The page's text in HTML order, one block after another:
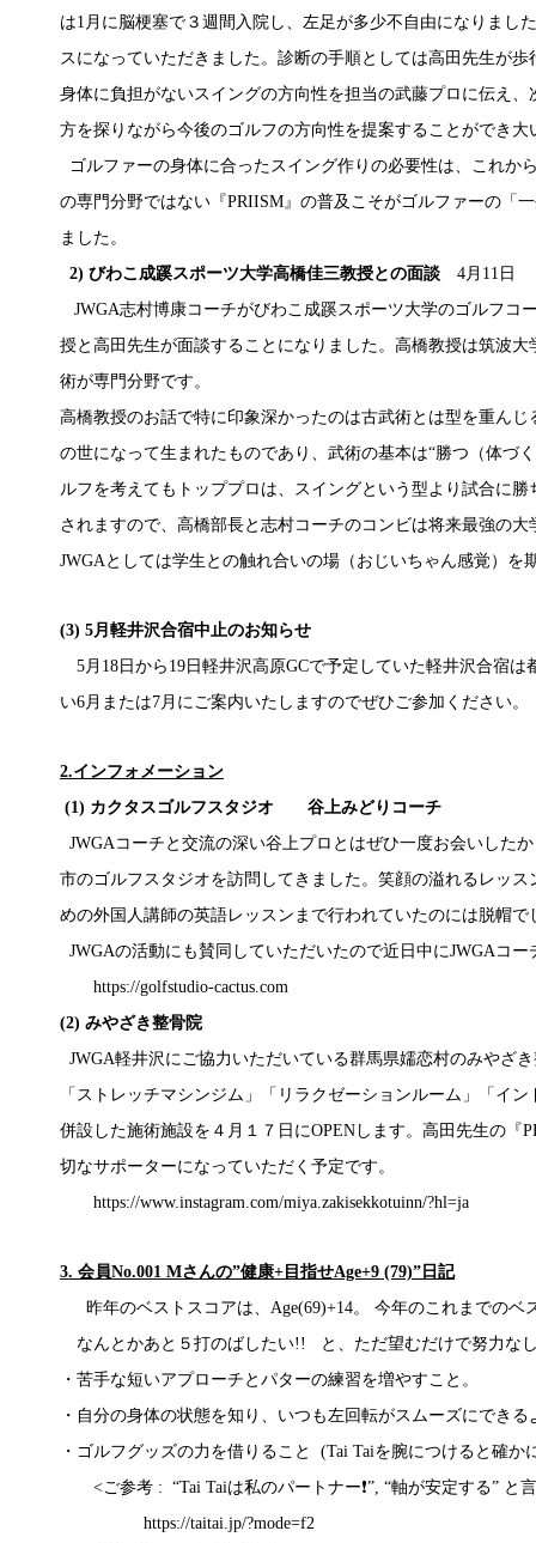
は1月に脳梗塞で３週間入院し、左足が多少不自由になりまし
スになっていただきました。診断の手順としては高田先生が
身体に負担がないスイングの方向性を担当の武藤プロに伝え
方を探りながら今後のゴルフの方向性を提案することができ大
ゴルファーの身体に合ったスイング作りの必要性は、これか
の専門分野ではない『PRIISM』の普及こそがゴルファーの「
ました。
2) びわこ成蹊スポーツ大学高橋佳三教授との面談 4月11日
JWGA志村博康コーチがびわこ成蹊スポーツ大学のゴルフコ
授と高田先生が面談することになりました。高橋教授は筑波
術が専門分野です。
高橋教授のお話で特に印象深かったのは古武術とは型を重ん
の世になって生まれたものであり、武術の基本は“勝つ（体づ
ルフを考えてもトッププロは、スイングという型より試合に
されますので、高橋部長と志村コーチのコンビは将来最強の
JWGAとしては学生との触れ合いの場（おじいちゃん感覚）を
(3) 5月軽井沢合宿中止のお知らせ
5月18日から19日軽井沢高原GCで予定していた軽井沢合宿
い6月または7月にご案内いたしますのでぜひご参加ください。
2.インフォメーション
(1) カクタスゴルフスタジオ 谷上みどりコーチ
JWGAコーチと交流の深い谷上プロとはぜひ一度お会いした
市のゴルフスタジオを訪問してきました。笑顔の溢れるレッ
めの外国人講師の英語レッスンまで行われていたのには脱帽で
JWGAの活動にも賛同していただいたので近日中にJWGAコ
https://golfstudio-cactus.com
(2) みやざき整骨院
JWGA軽井沢にご協力いただいている群馬県嬬恋村のみやざ
「ストレッチマシンジム」「リラクゼーションルーム」「イ
併設した施術施設を４月１７日にOPENします。高田先生の『
切なサポーターになっていただく予定です。
https://www.instagram.com/miya.zakisekkotuinn/?hl=ja
3. 会員No.001 Mさんの”健康+目指せAge+9 (79)”日記
昨年のベストスコアは、Age(69)+14。 今年のこれまでのベ
なんとかあと５打のばしたい!! と、ただ望むだけで努力な
・苦手な短いアプローチとパターの練習を増やすこと。
・自分の身体の状態を知り、いつも左回転がスムーズにでき
・ゴルフグッズの力を借りること (Tai Taiを腕につけると確か
<ご参考 : “Tai Taiは私のパートナー❗️”, “軸が安定する” と
https://taitai.jp/?mode=f2